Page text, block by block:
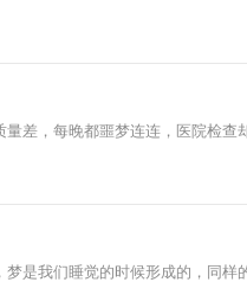
差，每晚都噩梦连连，医院检查
是我们睡觉的时候形成的，同样